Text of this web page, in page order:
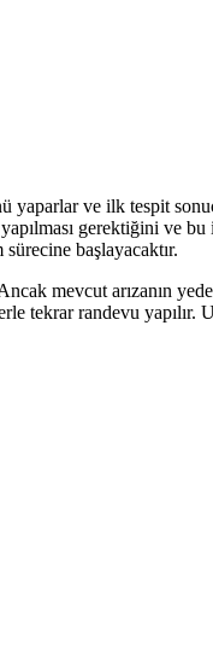
yaparlar ve ilk tespit
gerektiğini ve
başlayacaktır.
mevcut arızanın
tekrar randevu yapılır.